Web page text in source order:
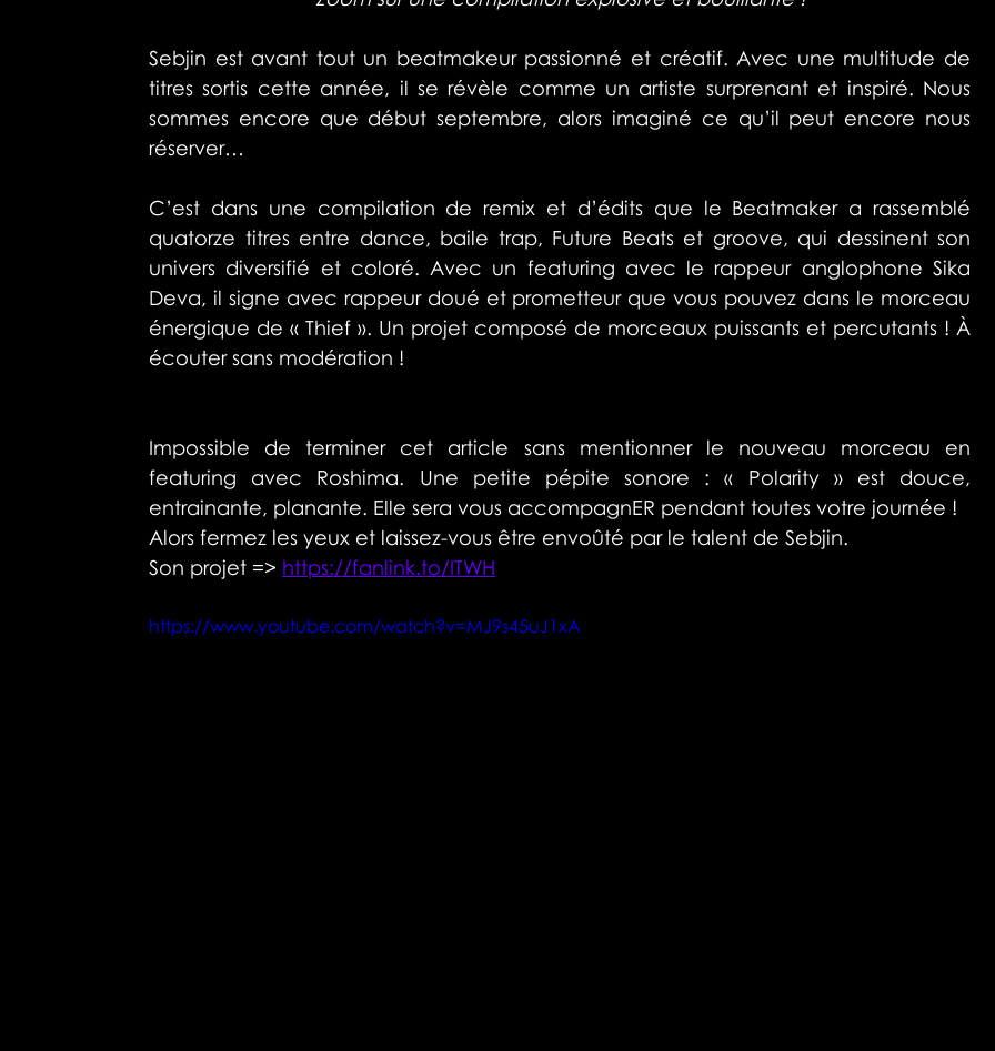
Sebjin est avant tout un beatmakeur passionné et créatif. Avec une multitude de
titres sortis cette année, il se révèle comme un artiste surprenant et inspiré. Nous
sommes encore que début septembre, alors imaginé ce qu’il peut encore nous
réserver…
C’est dans une compilation de remix et d’édits que le Beatmaker a rassemblé
quatorze titres entre dance, baile trap, Future Beats et groove, qui dessinent son
univers diversifié et coloré. Avec un featuring avec le rappeur anglophone Sika
Deva, il signe avec rappeur doué et prometteur que vous pouvez dans le morceau
énergique de « Thief ». Un projet composé de morceaux puissants et percutants ! À
écouter sans modération !
Impossible de terminer cet article sans mentionner le nouveau morceau en
featuring avec Roshima. Une petite pépite sonore : « Polarity » est douce,
entrainante, planante. Elle sera vous accompagnER pendant toutes votre journée !
Alors fermez les yeux et laissez-vous être envoûté par le talent de Sebjin.
Son projet => https://fanlink.to/ITWH
https://www.youtube.com/watch?v=MJ9s45uJ1xA